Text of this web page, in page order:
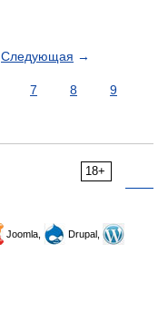
Следующая →
7 8
9
18+
Joomla,
Drupal,